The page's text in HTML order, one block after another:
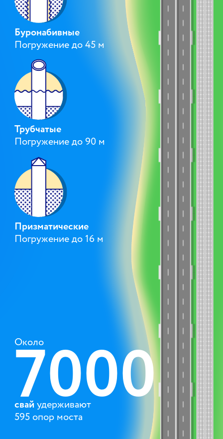
Буронабивные
Погружение до 45 м
Трубчатые
Погружение до 90 м
Призматические
Погружение до 16 м
Около
7000
свай удерживают
595 опор моста